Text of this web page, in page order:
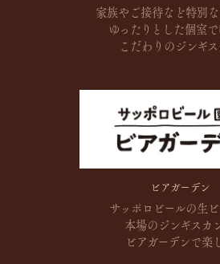
家族やご接待など特別
ゆったりとした個室
こだわりのジンギ
ビアガーデン
サッポロビールの生
本場のジンギスカ
ビアガーデンで楽